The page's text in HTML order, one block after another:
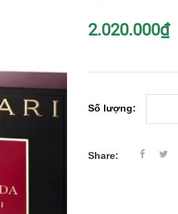
2.020.000₫
Số lượng:
Share: